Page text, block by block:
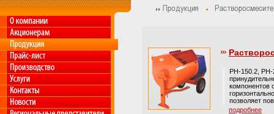
РН-150.2, РН-
компонентов
позволяет
подробнее